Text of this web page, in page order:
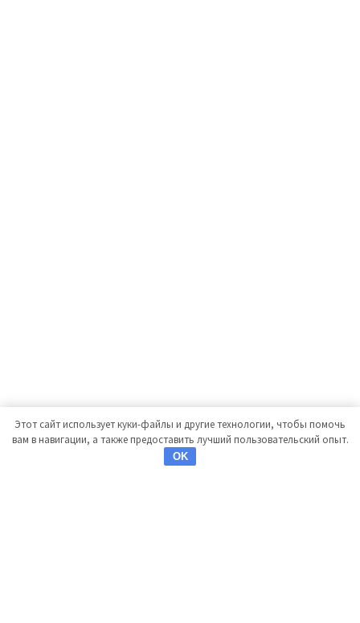
Этот сайт использует куки-файлы и другие технологии, чтобы помочь
вам в навигации, а также предоставить лучший пользовательский опыт.
OK